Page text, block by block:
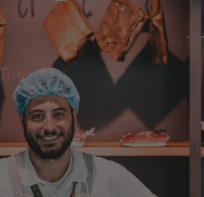
Kunde
war fest und kernig
Geschmack- ich habe schon
nachbestellt.
5.8.2026
Kunde
funktioniert gut. Geschmack und
sehr gut. Ich habe schon vieles
und auch wieder bestellt.